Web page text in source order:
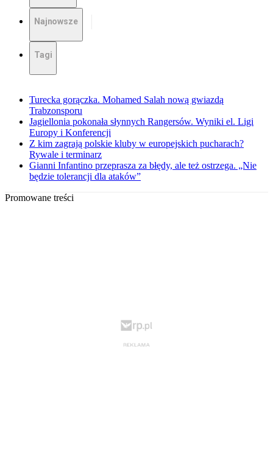
Najnowsze
Tagi
Turecka gorączka. Mohamed Salah nową gwiazdą
Trabzonsporu
Jagiellonia pokonała słynnych Rangersów. Wyniki el. Ligi
Europy i Konferencji
Z kim zagrają polskie kluby w europejskich pucharach?
Rywale i terminarz
Gianni Infantino przeprasza za błędy, ale też ostrzega. „Nie
będzie tolerancji dla ataków”
Promowane treści